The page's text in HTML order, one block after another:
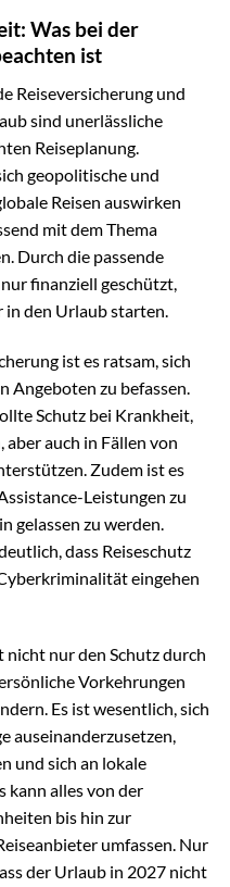
Was bei der
ist
Reiseversicherung und
sind unerlässliche
Reiseplanung.
geopolitische und
Reisen auswirken
mit dem Thema
Durch die passende
finanziell geschützt,
den Urlaub starten.
ist es ratsam, sich
Angeboten zu befassen.
Schutz bei Krankheit,
auch in Fällen von
Zudem ist es
Leistungen zu
gelassen zu werden.
dass Reiseschutz
eingehen
nur den Schutz durch
Vorkehrungen
Es ist wesentlich, sich
auseinanderzusetzen,
und sich an lokale
kann alles von der
bis hin zur
umfassen. Nur
der Urlaub in 2027 nicht